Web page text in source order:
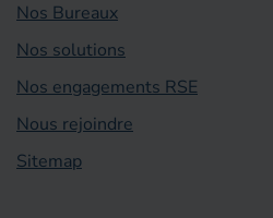
Nos Bureaux
Nos solutions
Nos engagements RSE
Nous rejoindre
Sitemap